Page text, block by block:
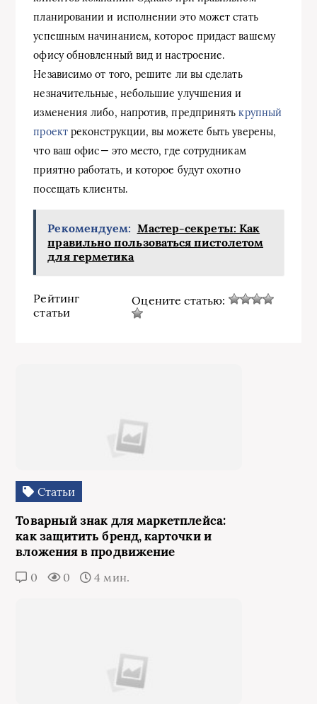
планировании и исполнении это может стать
успешным начинанием, которое придаст вашему
офису обновленный вид и настроение.
Независимо от того, решите ли вы сделать
незначительные, небольшие улучшения и
изменения либо, напротив, предпринятькрупный
проектреконструкции, вы можете быть уверены,
что ваш офис — это место, где сотрудникам
приятно работать, и которое будут охотно
посещать клиенты.
Рекомендуем: Мастер-секреты: Как
правильно пользоваться пистолетом
для герметика
Рейтинг
статьи
Оцените статью:
Статьи
Товарный знак для маркетплейса:
как защитить бренд, карточки и
вложения в продвижение
0 0 4 мин.